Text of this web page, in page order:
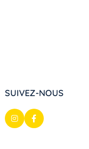
SUIVEZ-NOUS